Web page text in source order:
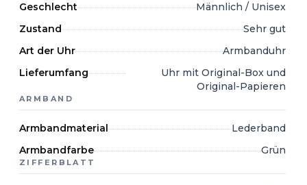
Geschlecht
Männlich / Unisex
Zustand
Sehr gut
Art der Uhr
Armbanduhr
Lieferumfang
Uhr mit Original-Box und
Original-Papieren
ARMBAND
Armbandmaterial
Lederband
Armbandfarbe
Grün
ZIFFERBLATT